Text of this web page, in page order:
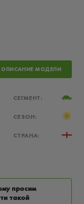
ОПИСАНИЕ МОДЕЛИ
СЕГМЕНТ:
СЕЗОН:
СТРАНА:
просим
такой